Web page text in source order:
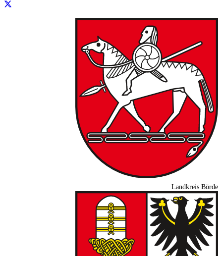
Landkreis Börde